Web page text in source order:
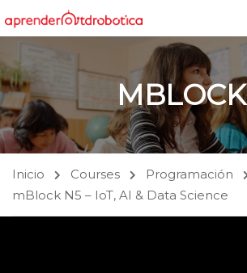
MBLOCK
Inicio Courses
Programación
mBlock N5 – IoT, AI & Data Science